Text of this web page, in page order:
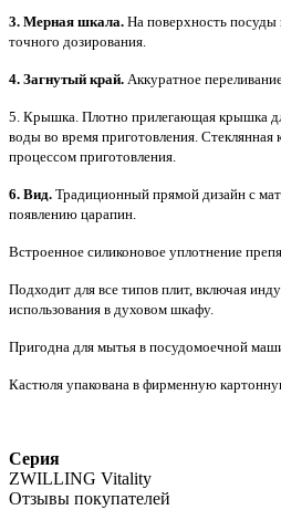
3. Мерная шкала. На поверхность посуды
точного дозирования.
4. Загнутый край. Аккуратное
5. Крышка. Плотно прилегающая крышка
воды во время приготовления. Стеклянная
процессом приготовления.
6. Вид. Традиционный прямой дизайн с
появлению царапин.
Встроенное силиконовое уплотнение
Подходит для все типов плит, включая
использования в духовом шкафу.
Пригодна для мытья в посудомоечной
Кастюля упакована в фирменную
Серия
ZWILLING Vitality
Отзывы покупателей